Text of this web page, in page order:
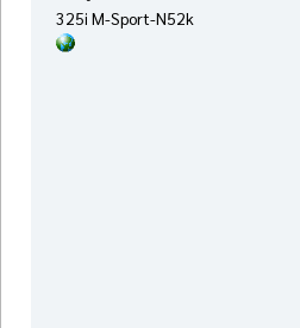
325i M-Sport-N52k